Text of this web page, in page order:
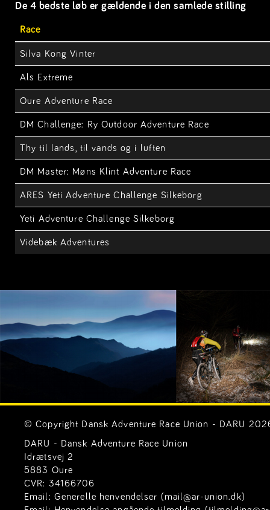
De 4 bedste løb er gældende i den samlede stilling
Race
Silva Kong Vinter
Als Extreme
Oure Adventure Race
DM Challenge: Ry Outdoor Adventure Race
Thy til lands, til vands og i luften
DM Master: Møns Klint Adventure Race
ARES Yeti Adventure Challenge Silkeborg
Yeti Adventure Challenge Silkeborg
Videbæk Adventures
© Copyright Dansk Adventure Race Union - DARU
DARU - Dansk Adventure Race Union
Idrætsvej 2
5883 Oure
CVR: 34166706
Email: Generelle henvendelser (mail@ar-union.dk)